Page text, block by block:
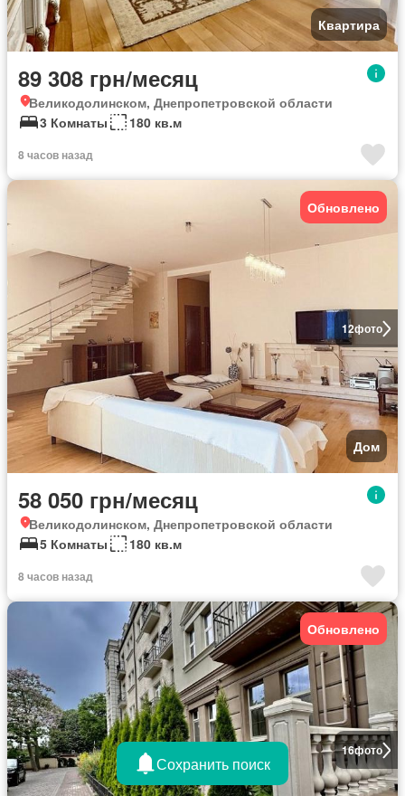
Квартира
89 308 грн/месяц
Великодолинском, Днепропетровской области
3 Комнаты
180 кв.м
8 часов назад
12фото
Обновлено
Дом
58 050 грн/месяц
Великодолинском, Днепропетровской области
5 Комнаты
180 кв.м
8 часов назад
16фото
Обновлено
Сохранить поиск